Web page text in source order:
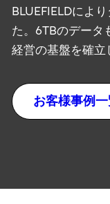
BLUEFIELDによ
た。6TBのデータ
経営の基盤を確立
お客様事例